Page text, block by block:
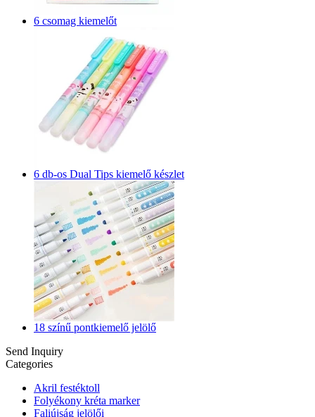
6 csomag kiemelőt
6 db-os Dual Tips kiemelő készlet
18 színű pontkiemelő jelölő
Send Inquiry
Categories
Akril festéktoll
Folyékony kréta marker
Faliújság jelölői